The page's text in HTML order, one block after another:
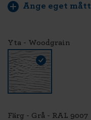
Ange eget mått
Yta - Woodgrain
Färg - Grå - RAL 9007